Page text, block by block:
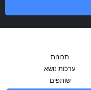
תכונות
ערכות נושא
שותפים